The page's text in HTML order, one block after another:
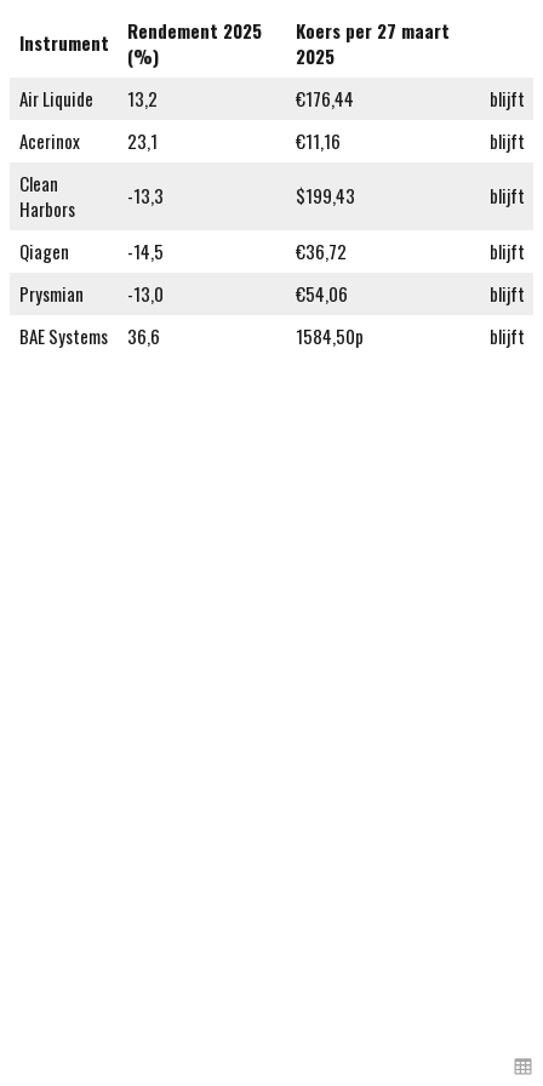
Instrument
Rendement 2025
(%)
Koers per 27 maart
2025
Air Liquide
13,2 €176,44
blijft
Acerinox
23,1 €11,16
blijft
Clean
Harbors
-13,3 $199,43 blijft
Qiagen -14,5 €36,72
blijft
Prysmian
-13,0 €54,06
blijft
BAE Systems
36,6 1584,50p blijft